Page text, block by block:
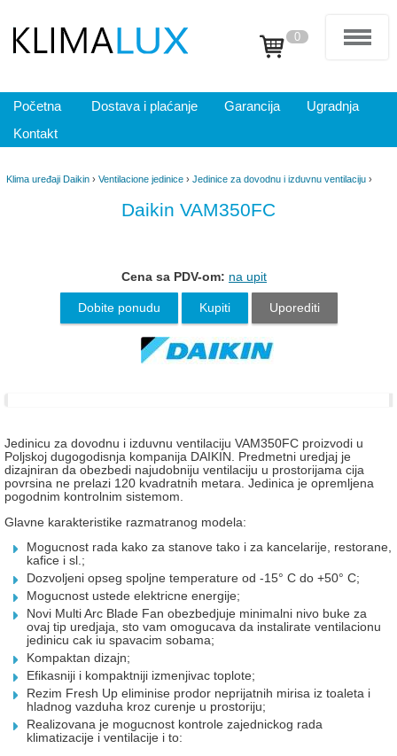
0
Početna Dostava i plaćanje Garancija
Ugradnja
Kontakt
Klima uređaji Daikin › Ventilacione jedinice › Jedinice za dovodnu i izduvnu ventilaciju ›
Daikin VAM350FC
Cena sa PDV-om: na upit
Dobite ponudu Kupiti Uporediti
Jedinicu za dovodnu i izduvnu ventilaciju VAM350FC proizvodi u
Poljskoj dugogodisnja kompanija DAIKIN. Predmetni uredjaj je
dizajniran da obezbedi najudobniju ventilaciju u prostorijama cija
povrsina ne prelazi 120 kvadratnih metara. Jedinica je opremljena
pogodnim kontrolnim sistemom.
Glavne karakteristike razmatranog modela:
Mogucnost rada kako za stanove tako i za kancelarije, restorane,
kafice i sl.;
Dozvoljeni opseg spoljne temperature od -15° C do +50° C;
Mogucnost ustede elektricne energije;
Novi Multi Arc Blade Fan obezbedjuje minimalni nivo buke za
ovaj tip uredjaja, sto vam omogucava da instalirate ventilacionu
jedinicu cak iu spavacim sobama;
Kompaktan dizajn;
Efikasniji i kompaktniji izmenjivac toplote;
Rezim Fresh Up eliminise prodor neprijatnih mirisa iz toaleta i
hladnog vazduha kroz curenje u prostoriju;
Realizovana je mogucnost kontrole zajednickog rada
klimatizacije i ventilacije i to: